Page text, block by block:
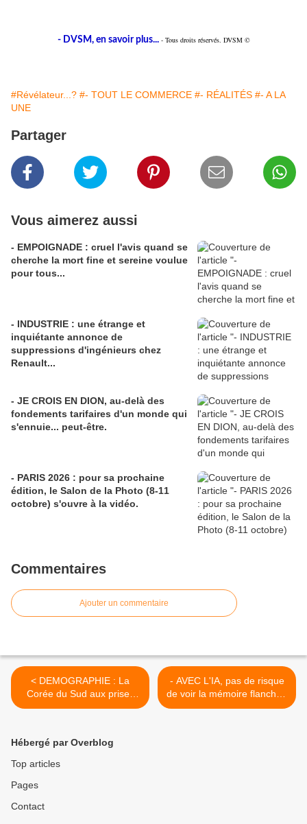
- DVSM, en savoir plus... - Tous droits réservés. DVSM ©
#Révélateur...? #- TOUT LE COMMERCE #- RÉALITÉS #- A LA
UNE
Partager
Vous aimerez aussi
- EMPOIGNADE : cruel l'avis quand se
cherche la mort fine et sereine voulue
pour tous...
- INDUSTRIE : une étrange et
inquiétante annonce de
suppressions d'ingénieurs chez
Renault...
- JE CROIS EN DION, au-delà des
fondements tarifaires d'un monde qui
s'ennuie... peut-être.
- PARIS 2026 : pour sa prochaine
édition, le Salon de la Photo (8-11
octobre) s'ouvre à la vidéo.
Commentaires
Ajouter un commentaire
< DEMOGRAPHIE : La
Corée du Sud aux prises
avec une évolution qui est
- AVEC L'IA, pas de risque
de voir la mémoire flancher.
Investissements géants
Hébergé par Overblog
Top articles
Pages
Contact